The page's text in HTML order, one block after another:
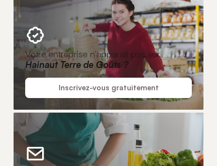
Votre entreprise n'apparaît pas sur
Hainaut Terre de Goûts ?
Inscrivez-vous gratuitement